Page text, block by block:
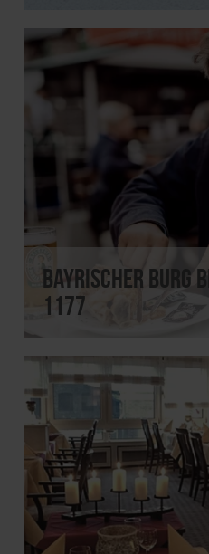
Bayrischer Burg
1177